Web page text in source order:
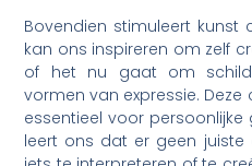
Bovendien stimuleert kunst
kan ons inspireren om zelf
of het nu gaat om
vormen van expressie.
essentieel voor persoonlijke
leert ons dat er geen